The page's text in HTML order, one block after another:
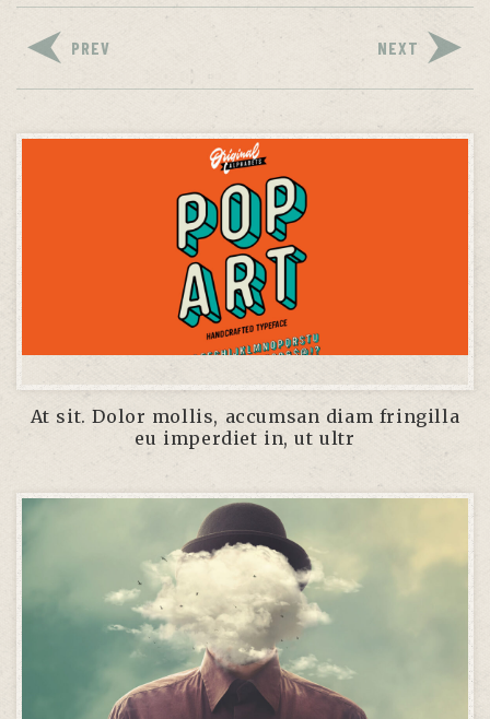
PREV NEXT
At sit. Dolor mollis, accumsan diam fringilla
eu imperdiet in, ut ultr